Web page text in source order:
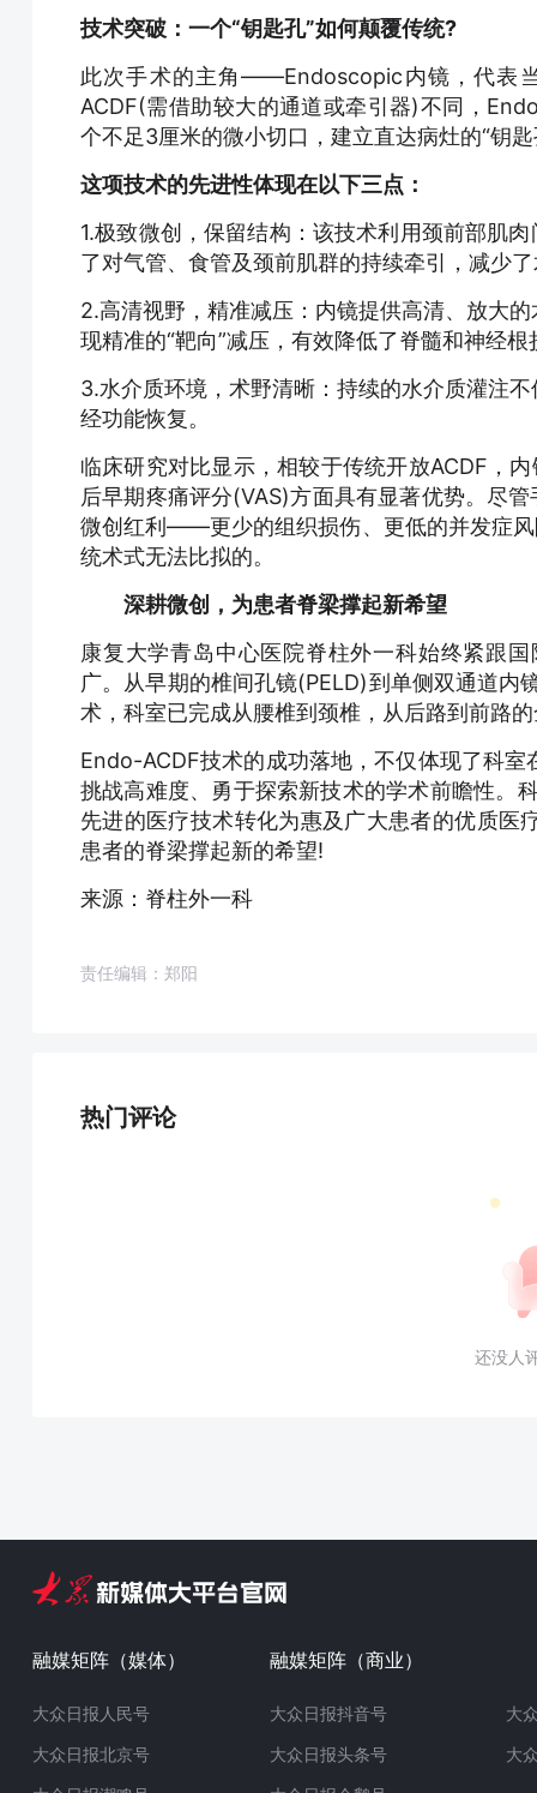
技术突破：一个“钥匙孔”如何颠覆传统?
此次手术的主角——Endoscopic内镜，代表
ACDF(需借助较大的通道或牵引器)不同，
个不足3厘米的微小切口，建立直达病灶的“钥
这项技术的先进性体现在以下三点：
1.极致微创，保留结构：该技术利用颈前部肌
了对气管、食管及颈前肌群的持续牵引，减少
2.高清视野，精准减压：内镜提供高清、放大
现精准的“靶向”减压，有效降低了脊髓和神经根
3.水介质环境，术野清晰：持续的水介质灌注
经功能恢复。
临床研究对比显示，相较于传统开放ACDF，
后早期疼痛评分(VAS)方面具有显著优势。尽
微创红利——更少的组织损伤、更低的并发症
统术式无法比拟的。
深耕微创，为患者脊梁撑起新希望
康复大学青岛中心医院脊柱外一科始终紧跟
广。从早期的椎间孔镜(PELD)到单侧双通道
术，科室已完成从腰椎到颈椎，从后路到前路
Endo-ACDF技术的成功落地，不仅体现了科
挑战高难度、勇于探索新技术的学术前瞻性。
先进的医疗技术转化为惠及广大患者的优质医
患者的脊梁撑起新的希望!
来源：脊柱外一科
责任编辑：郑阳
热门评论
还没人
融媒矩阵（媒体）
大众日报人民号
大众日报北京号
融媒矩阵（商业）
大众日报抖音号
大众日报头条号
大
大